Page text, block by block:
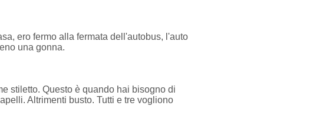
ero fermo alla fermata dell'autobus, l'auto
una gonna.
stiletto. Questo è quando hai bisogno di
Altrimenti busto. Tutti e tre vogliono